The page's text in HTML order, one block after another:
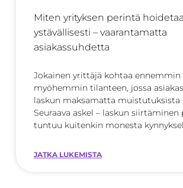
Miten yrityksen perintä
ystävällisesti – vaarantamatta
asiakassuhdetta
Jokainen yrittäjä kohtaa ennemmin
myöhemmin tilanteen, jossa
laskun maksamatta
Seuraava askel – laskun siirtäminen
tuntuu kuitenkin monesta
JATKA LUKEMISTA